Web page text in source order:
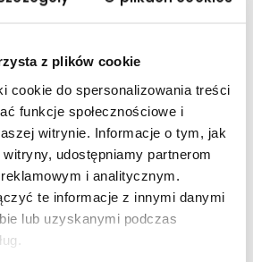
z plików cookie
cookie do spersonalizowania treści
funkcje społecznościowe i
witrynie. Informacje o tym, jak
udostępniamy partnerom
i analitycznym.
te informacje z innymi danymi
lub uzyskanymi podczas
2018